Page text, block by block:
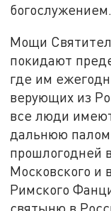
богослужением.
Мощи
покидают
где им
верующих из
все люди
дальнюю
прошлогодней
Московского и
Римского